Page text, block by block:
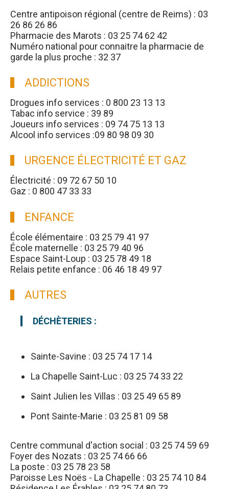
Centre antipoison régional (centre de Reims) : 03
26 86 26 86
Pharmacie des Marots : 03 25 74 62 42
Numéro national pour connaitre la pharmacie de
garde la plus proche : 32 37
ADDICTIONS
Drogues info services : 0 800 23 13 13
Tabac info service : 39 89
Joueurs info services : 09 74 75 13 13
Alcool info services :09 80 98 09 30
URGENCE ÉLECTRICITÉ ET GAZ
Électricité : 09 72 67 50 10
Gaz : 0 800 47 33 33
ENFANCE
École élémentaire : 03 25 79 41 97
École maternelle : 03 25 79 40 96
Espace Saint-Loup : 03 25 78 49 18
Relais petite enfance : 06 46 18 49 97
AUTRES
DÉCHÈTERIES :
Sainte-Savine : 03 25 74 17 14
La Chapelle Saint-Luc : 03 25 74 33 22
Saint Julien les Villas : 03 25 49 65 89
Pont Sainte-Marie : 03 25 81 09 58
Centre communal d'action social : 03 25 74 59 69
Foyer des Nozats : 03 25 74 66 66
La poste : 03 25 78 23 58
Paroisse Les Noës - La Chapelle : 03 25 74 10 84